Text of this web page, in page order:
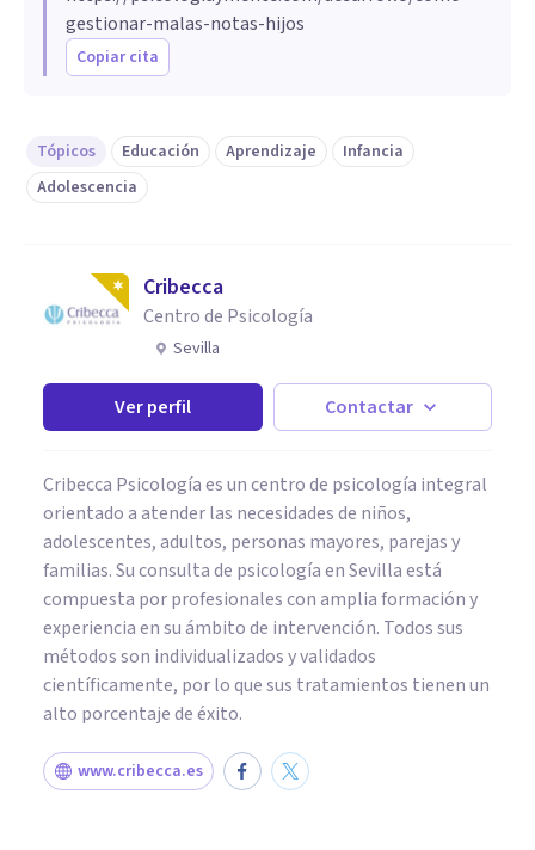
gestionar-malas-notas-hijos
Copiar cita
Tópicos Educación Aprendizaje
Infancia
Adolescencia
Cribecca
Centro de Psicología
Sevilla
Ver perfil Contactar
Cribecca Psicología es un centro de psicología integral
orientado a atender las necesidades de niños,
adolescentes, adultos, personas mayores, parejas y
familias. Su consulta de psicología en Sevilla está
compuesta por profesionales con amplia formación y
experiencia en su ámbito de intervención. Todos sus
métodos son individualizados y validados
científicamente, por lo que sus tratamientos tienen un
alto porcentaje de éxito.
www.cribecca.es